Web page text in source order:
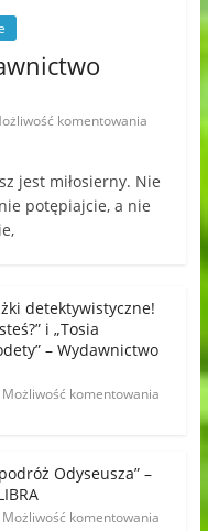
komentowania
jest miłosierny. Nie
potępiajcie, a nie
detektywistyczne!
i „Tosia
– Wydawnictwo
Możliwość komentowania
Odyseusza” –
Możliwość komentowania